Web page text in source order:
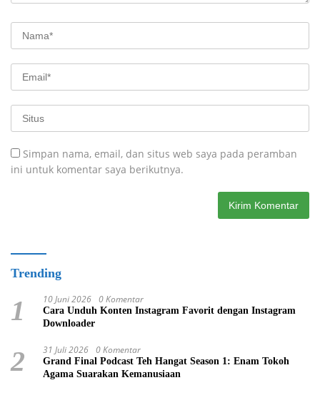
Simpan nama, email, dan situs web saya pada peramban
ini untuk komentar saya berikutnya.
Trending
1 10 Juni 2026 0 Komentar
Cara Unduh Konten Instagram Favorit dengan Instagram
Downloader
2 31 Juli 2026 0 Komentar
Grand Final Podcast Teh Hangat Season 1: Enam Tokoh
Agama Suarakan Kemanusiaan